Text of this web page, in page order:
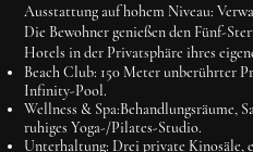
Ausstattung auf hohem Niveau:
Die Bewohner genießen den Fünf-
Hotels in der Privatsphäre ihres
Beach Club: 150 Meter unberührter
Infinity-Pool.
Wellness & Spa:Behandlungsräume,
ruhiges Yoga-/Pilates-Studio.
Unterhaltung: Drei private Kinosäle,